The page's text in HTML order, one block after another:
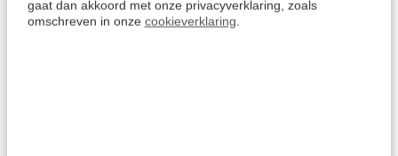
gaat dan akkoord met onze privacyverklaring, zoals
omschreven in onze cookieverklaring.